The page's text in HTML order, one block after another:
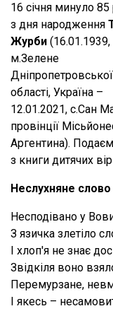
16 січня минуло 85
з дня народження
Журби (16.01.1939,
м.Зелене
Дніпропетровської
області, Україна –
12.01.2021, с.Сан
провінції
Аргентина). Подаєм
з книги дитячих
Неслухняне слово
Несподівано у
З язичка злетіло
І хлоп'я не знає
Звідкіля воно
Перемурзане,
І якесь –